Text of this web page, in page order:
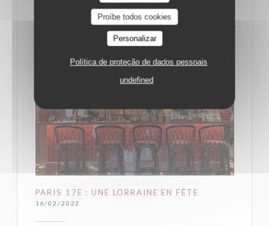
Proíbe todos cookies
Personalizar
Política de proteção de dados pessoais
undefined
PARIS 17E : UNE LORRAINE EN FÊTE
16/02/2022